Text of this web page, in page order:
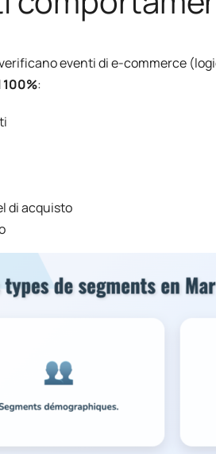
eventi di e-commerce
:
di acquisto